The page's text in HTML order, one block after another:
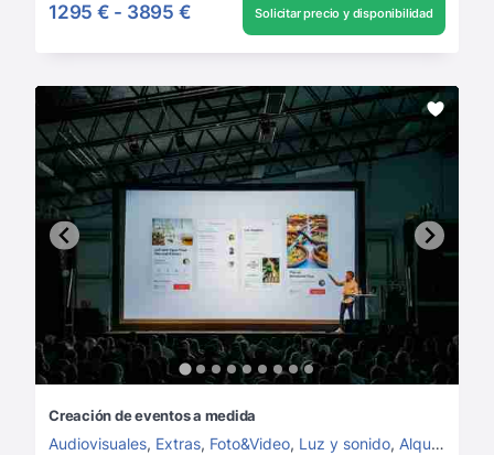
1295 € - 3895 € Solicitar precio y disponibilidad
Creación de eventos a medida
Audiovisuales, Extras, Foto&Video, Luz y sonido, Alquiler de luz y sonido